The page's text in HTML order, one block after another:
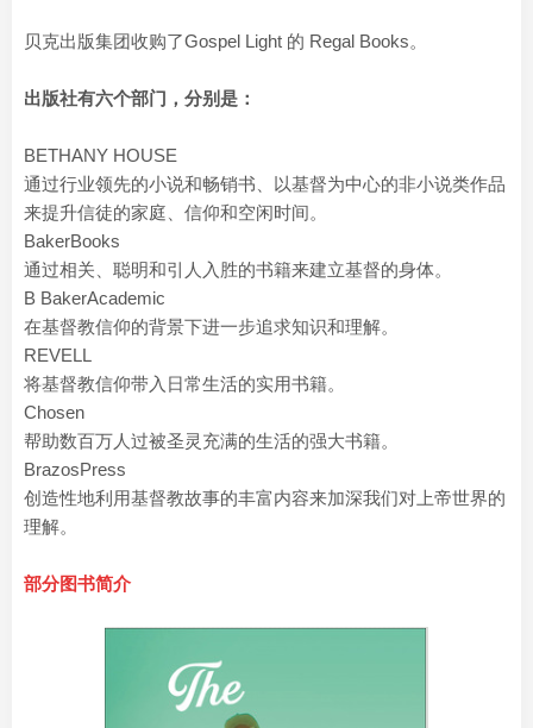
贝克出版集团收购了Gospel Light 的 Regal Books。
出版社有六个部门，分别是：
BETHANY HOUSE
通过行业领先的小说和畅销书、以基督为中心的非小说类作品
来提升信徒的家庭、信仰和空闲时间。
BakerBooks
通过相关、聪明和引人入胜的书籍来建立基督的身体。
B BakerAcademic
在基督教信仰的背景下进一步追求知识和理解。
REVELL
将基督教信仰带入日常生活的实用书籍。
Chosen
帮助数百万人过被圣灵充满的生活的强大书籍。
BrazosPress
创造性地利用基督教故事的丰富内容来加深我们对上帝世界的
理解。
部分图书简介